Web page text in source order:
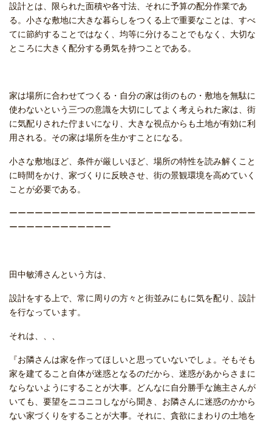
設計とは、限られた面積や各寸法、それに予算の配分作業であ
る。小さな敷地に大きな暮らしをつくる上で重要なことは、すべ
てに節約することではなく、均等に分けることでもなく、大切な
ところに大きく配分する勇気を持つことである。
家は場所に合わせてつくる・自分の家は街のもの・敷地を無駄に
使わないという三つの意識を大切にしてよく考えられた家は、街
に気配りされた佇まいになり、大きな視点からも土地が有効に利
用される。その家は場所を生かすことになる。
小さな敷地ほど、条件が厳しいほど、場所の特性を読み解くこと
に時間をかけ、家づくりに反映させ、街の景観環境を高めていく
ことが必要である。
ーーーーーーーーーーーーーーーーーーーーーーーーーーーーー
ーーーーーーーーーーーー
田中敏溥さんという方は、
設計をする上で、常に周りの方々と街並みにもに気を配り、設計
を行なっています。
それは、、、
『お隣さんは家を作ってほしいと思っていないでしょ。そもそも
家を建てること自体が迷惑となるのだから、迷惑があからさまに
ならないようにすることが大事。どんなに自分勝手な施主さんが
いても、要望をニコニコしながら聞き、お隣さんに迷惑のかから
ない家づくりをすることが大事。それに、貪欲にまわりの土地を